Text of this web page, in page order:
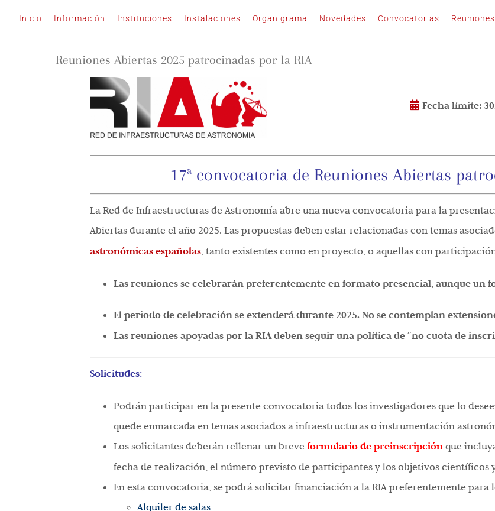
Inicio Información Instituciones Instalaciones Organigrama Novedades Convocatorias Reuniones
Reuniones Abiertas 2025 patrocinadas por la RIA
Fecha límite:
17ª convocatoria de Reuniones Abiertas
La Red de Infraestructuras de Astronomía abre una nueva convocatoria para la
Abiertas durante el año 2025. Las propuestas deben estar relacionadas con temas
astronómicas españolas, tanto existentes como en proyecto, o aquellas con
Las reuniones se celebrarán preferentemente en formato presencial, aunque un
El periodo de celebración se extenderá durante 2025. No se contemplan
Las reuniones apoyadas por la RIA deben seguir una política de “no cuota de
Solicitudes:
Podrán participar en la presente convocatoria todos los investigadores que lo
quede enmarcada en temas asociados a infraestructuras o instrumentación
Los solicitantes deberán rellenar un breve formulario de preinscripciónque
fecha de realización, el número previsto de participantes y los objetivos científicos
En esta convocatoria, se podrá solicitar financiación a la RIA preferentemente para
Alquiler de salas